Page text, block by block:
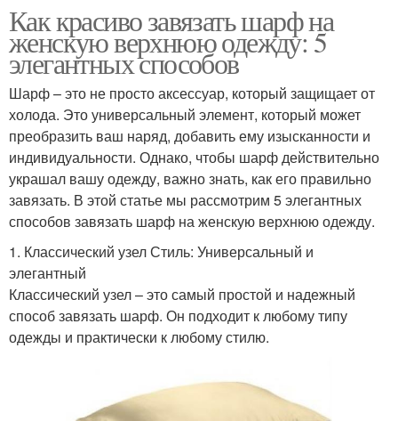
Как красиво завязать шарф на
женскую верхнюю одежду: 5
элегантных способов
Шарф – это не просто аксессуар, который защищает от
холода. Это универсальный элемент, который может
преобразить ваш наряд, добавить ему изысканности и
индивидуальности. Однако, чтобы шарф действительно
украшал вашу одежду, важно знать, как его правильно
завязать. В этой статье мы рассмотрим 5 элегантных
способов завязать шарф на женскую верхнюю одежду.
1. Классический узел Стиль: Универсальный и
элегантный
Классический узел – это самый простой и надежный
способ завязать шарф. Он подходит к любому типу
одежды и практически к любому стилю.